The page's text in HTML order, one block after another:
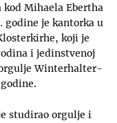
kod Mihaela Ebertha
godine je kantorka u
koji je
i jedinstvenoj
Winterhalter-
studirao orgulje i